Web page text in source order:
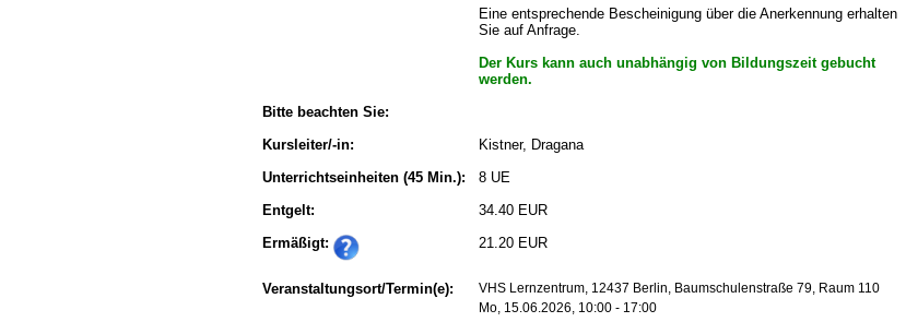
Eine entsprechende Bescheinigung über die Anerkennung erhalten
Sie auf Anfrage.
Der Kurs kann auch unabhängig von Bildungszeit gebucht
werden.
Bitte beachten Sie:
Kursleiter/-in:
Kistner, Dragana
Unterrichtseinheiten (45 Min.):
8 UE
Entgelt:
34.40 EUR
Ermäßigt:
21.20 EUR
Veranstaltungsort/Termin(e):
VHS Lernzentrum, 12437 Berlin, Baumschulenstraße 79, Raum 110
Mo, 15.06.2026, 10:00 - 17:00